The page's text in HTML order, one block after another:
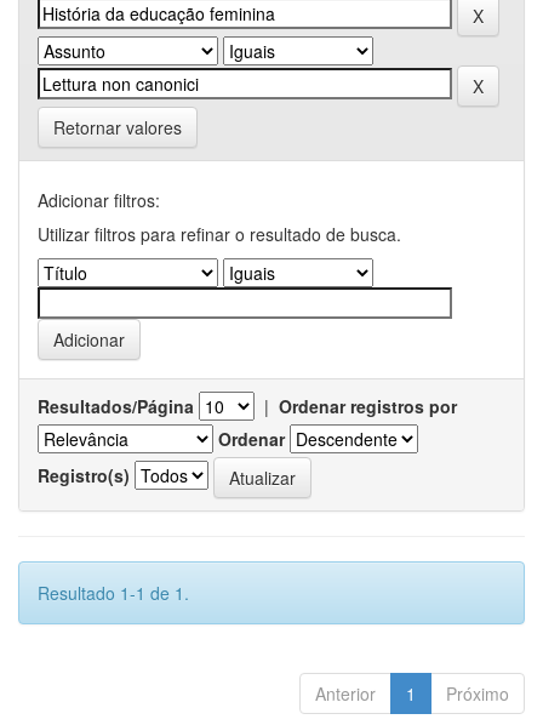
Retornar valores
Adicionar filtros:
Utilizar filtros para refinar o resultado de busca.
Resultados/Página | Ordenar registros por
Ordenar
Registro(s)
Resultado 1-1 de 1.
Anterior 1 Próximo